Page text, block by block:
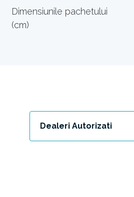
Dimensiunile pachetului
(cm)
Dealeri Autorizati